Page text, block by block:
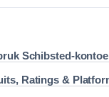
Schibsted-
Ratings &